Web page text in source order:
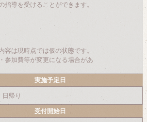
指導を受けることができます。
容は現時点では仮の状態です。
参加費等が変更になる場合があ
実施予定日
帰り
受付開始日